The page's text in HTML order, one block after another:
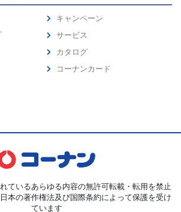
キャンペーン
サービス
カタログ
コーナンカード
ているあらゆる内容の無許可転載・転用を禁止
本の著作権法及び国際条約によって保護を受け
ています